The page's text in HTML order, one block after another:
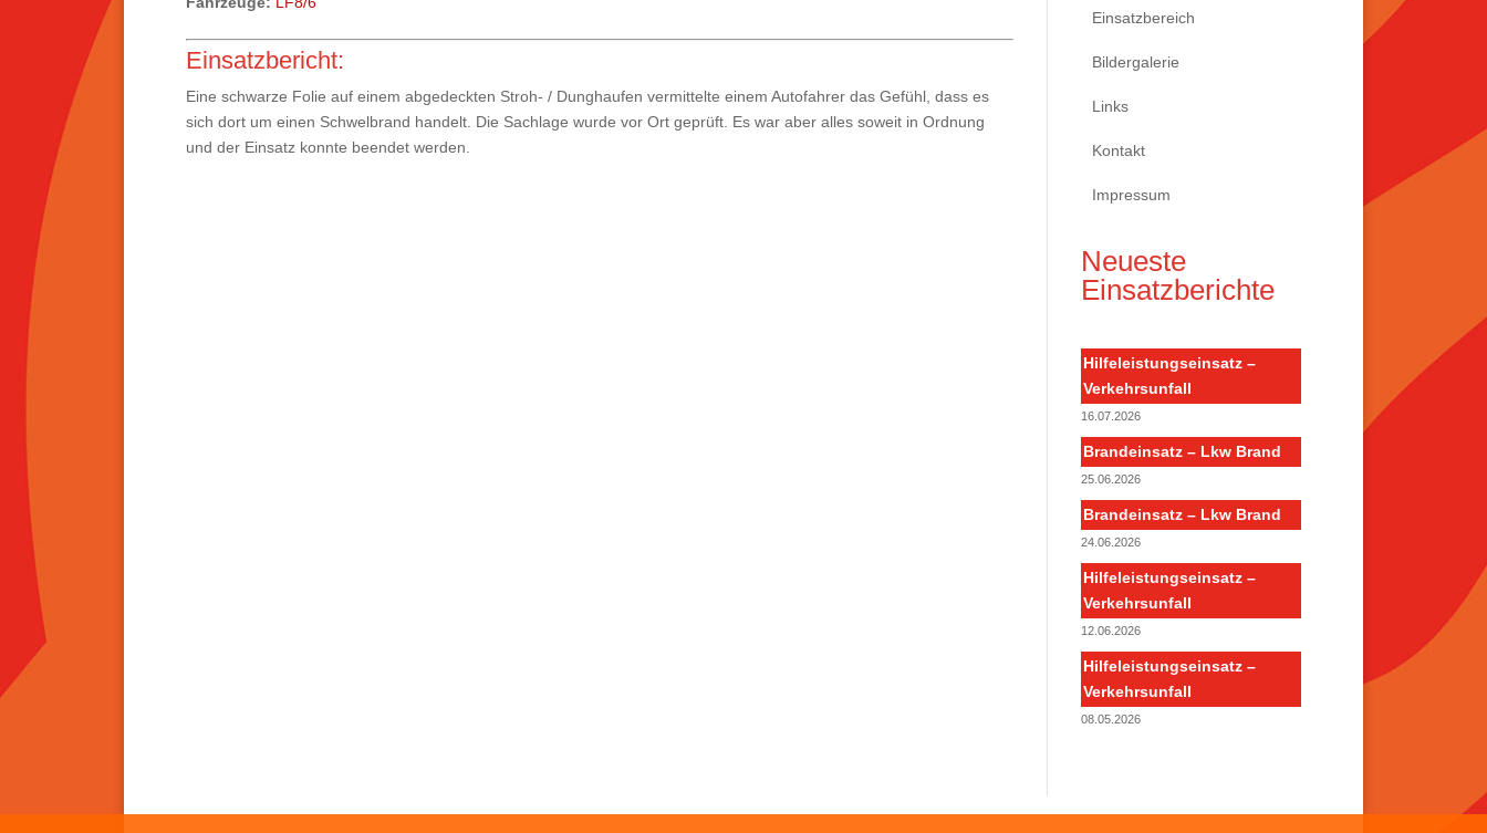
Einsatzbericht:
Eine schwarze Folie auf einem abgedeckten Stroh- / Dunghaufen vermittelte einem Autofahrer das Gefühl, dass es
sich dort um einen Schwelbrand handelt. Die Sachlage wurde vor Ort geprüft. Es war aber alles soweit in Ordnung
und der Einsatz konnte beendet werden.
Einsatzbereich
Bildergalerie
Links
Kontakt
Impressum
Neueste
Einsatzberichte
Hilfeleistungseinsatz –
Verkehrsunfall
16.07.2026
Brandeinsatz – Lkw Brand
25.06.2026
Brandeinsatz – Lkw Brand
24.06.2026
Hilfeleistungseinsatz –
Verkehrsunfall
12.06.2026
Hilfeleistungseinsatz –
Verkehrsunfall
08.05.2026